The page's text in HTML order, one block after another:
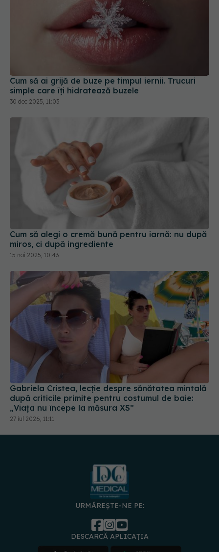
Cum să ai grijă de buze pe timpul iernii. Trucuri
simple care îți hidratează buzele
30 dec 2025, 11:03
Cum să alegi o cremă bună pentru iarnă: nu după
miros, ci după ingrediente
15 noi 2025, 10:43
Gabriela Cristea, lecție despre sănătatea mintală
după criticile primite pentru costumul de baie:
„Viața nu începe la măsura XS”
27 iul 2026, 11:11
URMĂREȘTE-NE PE:
DESCARCĂ APLICAȚIA